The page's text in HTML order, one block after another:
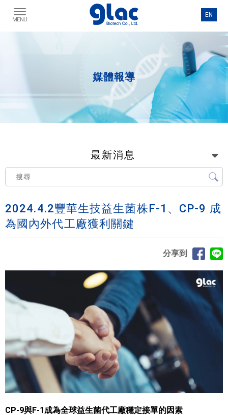
媒體報導
最新消息
2024.4.2豐華生技益生菌株F-1、CP-9 成
為國內外代工廠獲利關鍵
分享到
CP-9與F-1成為全球益生菌代工廠穩定接單的因素